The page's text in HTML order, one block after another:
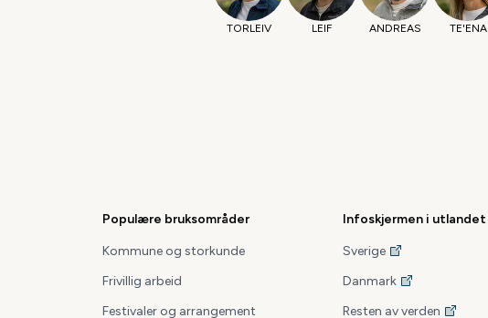
TORLEIV LEIF ANDREAS TE'ENA
Populære bruksområder
Kommune og storkunde
Frivillig arbeid
Festivaler og arrangement
Infoskjermen i utlandet
Sverige
Danmark
Resten av verden